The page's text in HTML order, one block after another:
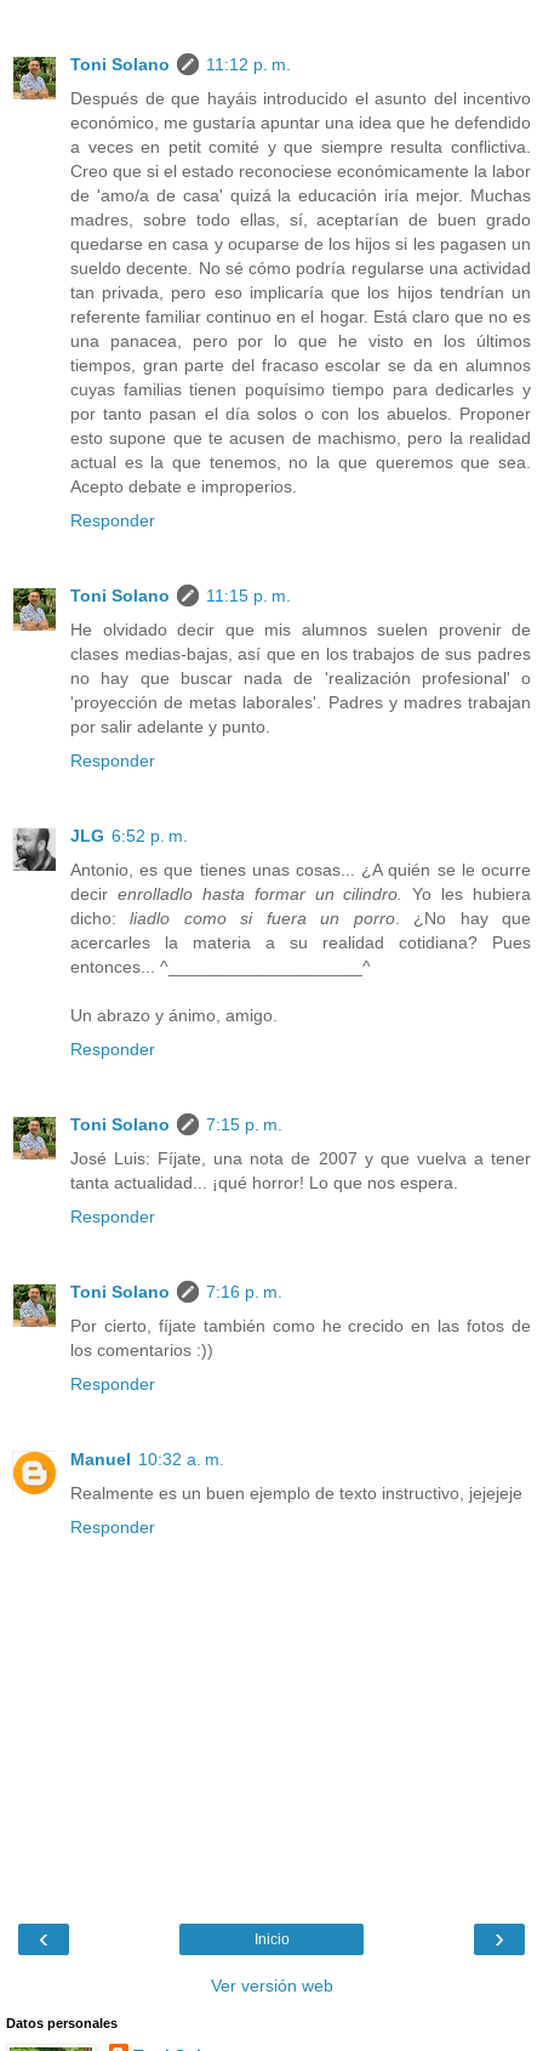
Toni Solano
11:12 p. m.
Después de que hayáis introducido el asunto del incentivo
económico, me gustaría apuntar una idea que he defendido
a veces en petit comité y que siempre resulta conflictiva.
Creo que si el estado reconociese económicamente la labor
de 'amo/a de casa' quizá la educación iría mejor. Muchas
madres, sobre todo ellas, sí, aceptarían de buen grado
quedarse en casa y ocuparse de los hijos si les pagasen un
sueldo decente. No sé cómo podría regularse una actividad
tan privada, pero eso implicaría que los hijos tendrían un
referente familiar continuo en el hogar. Está claro que no es
una panacea, pero por lo que he visto en los últimos
tiempos, gran parte del fracaso escolar se da en alumnos
cuyas familias tienen poquísimo tiempo para dedicarles y
por tanto pasan el día solos o con los abuelos. Proponer
esto supone que te acusen de machismo, pero la realidad
actual es la que tenemos, no la que queremos que sea.
Acepto debate e improperios.
Responder
Toni Solano
11:15 p. m.
He olvidado decir que mis alumnos suelen provenir de
clases medias-bajas, así que en los trabajos de sus padres
no hay que buscar nada de 'realización profesional' o
'proyección de metas laborales'. Padres y madres trabajan
por salir adelante y punto.
Responder
JLG 6:52 p. m.
Antonio, es que tienes unas cosas... ¿A quién se le ocurre
decir enrolladlo hasta formar un cilindro.
Yo les hubiera
dicho:liadlo como si fuera un porro. ¿No hay que
acercarles la materia a su realidad cotidiana? Pues
entonces... ^____________________^
Un abrazo y ánimo, amigo.
Responder
Toni Solano
7:15 p. m.
José Luis: Fíjate, una nota de 2007 y que vuelva a tener
tanta actualidad... ¡qué horror! Lo que nos espera.
Responder
Toni Solano
7:16 p. m.
Por cierto, fíjate también como he crecido en las fotos de
los comentarios :))
Responder
Manuel 10:32 a. m.
Realmente es un buen ejemplo de texto instructivo, jejejeje
Responder
‹ ›
Inicio
Ver versión web
Datos personales